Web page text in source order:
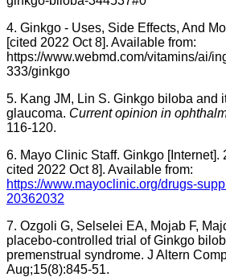
4. Ginkgo - Uses, Side Effects, And
[cited 2022 Oct 8]. Available from:
https://www.webmd.com/vitamins/ai/
333/ginkgo
5. Kang JM, Lin S. Ginkgo biloba and
glaucoma. Current opinion in
116-120.
6. Mayo Clinic Staff. Ginkgo [Internet].
cited 2022 Oct 8]. Available from:
https://www.mayoclinic.org/drugs-
20362032
7. Ozgoli G, Selselei EA, Mojab F,
placebo-controlled trial of Ginkgo
premenstrual syndrome. J Altern
Aug;15(8):845-51.